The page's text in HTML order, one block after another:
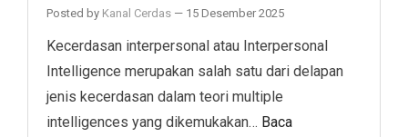
Posted by Kanal Cerdas — 15 Desember 2025
Kecerdasan interpersonal atau Interpersonal
Intelligence merupakan salah satu dari delapan
jenis kecerdasan dalam teori multiple
intelligences yang dikemukakan… Baca